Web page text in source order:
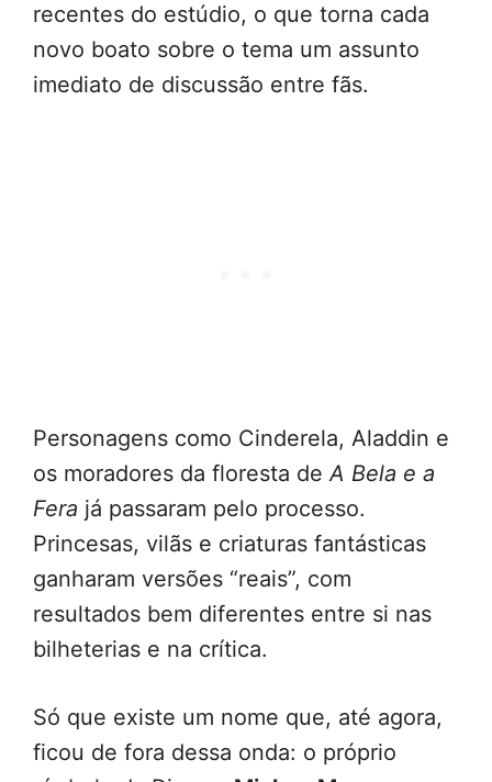
recentes do estúdio, o que torna cada
novo boato sobre o tema um assunto
imediato de discussão entre fãs.
Personagens como Cinderela, Aladdin e
os moradores da floresta deA Bela e a
Fera já passaram pelo processo.
Princesas, vilãs e criaturas fantásticas
ganharam versões “reais”, com
resultados bem diferentes entre si nas
bilheterias e na crítica.
Só que existe um nome que, até agora,
ficou de fora dessa onda: o próprio